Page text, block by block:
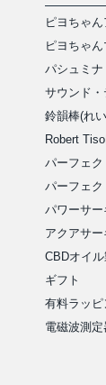
ピヨちゃ
ピヨちゃ
パシュミ
サウンド
鈴韻棒(れ
Robert
パーフェ
パーフェ
パワーサ
アクアサ
CBDオイ
ギフト
有料ラッ
電磁波測